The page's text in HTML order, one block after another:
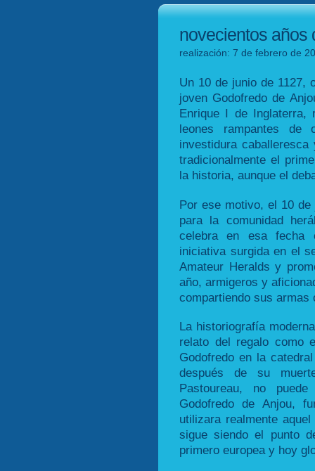
novecientos años
realización: 7 de febrero de
Un 10 de junio de 1127,
joven Godofredo de
Enrique I de
leones rampantes de
investidura
tradicionalmente el
la historia, aunque el
Por ese motivo, el 10
para la comunidad
celebra en esa fecha
iniciativa surgida en el
Amateur Heralds y
año, armigeros y
compartiendo sus
La historiografía
relato del regalo como
Godofredo en la
después de su
Pastoureau, no
Godofredo de Anjou,
utilizara realmente
sigue siendo el punto
primero europea y hoy